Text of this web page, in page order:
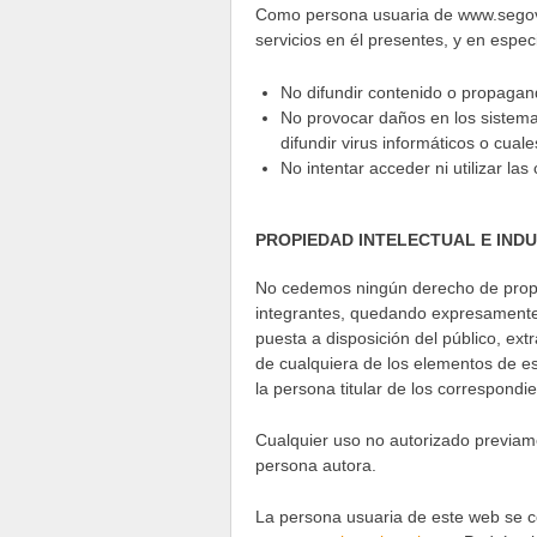
Como persona usuaria de
servicios en él presentes, y en
No difundir contenido o
No provocar daños en los
difundir virus informáticos o
No intentar acceder ni utilizar
PROPIEDAD INTELECTUAL E
No cedemos ningún derecho de
integrantes, quedando
puesta a disposición del público,
de cualquiera de los elementos de
la persona titular de los
Cualquier uso no autorizado
persona autora.
La persona usuaria de este web se